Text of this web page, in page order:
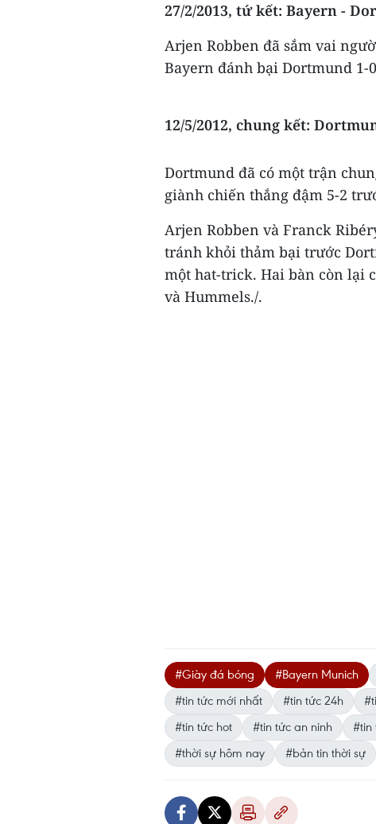
27/2/2013, tứ kết: Bayern -
Arjen Robben đã sắm vai
Bayern đánh bại Dortmund 1-
12/5/2012, chung kết:
Dortmund đã có một trận
giành chiến thắng đậm 5-2
Arjen Robben và Franck
tránh khỏi thảm bại trước
một hat-trick. Hai bàn còn lại
và Hummels./.
#Giày đá bóng #Bayern Munich
#tin tức mới nhất
#tin tức 24h
#tin tức hot
#tin tức an ninh #tin
#thời sự hôm nay
#bản tin thời sự